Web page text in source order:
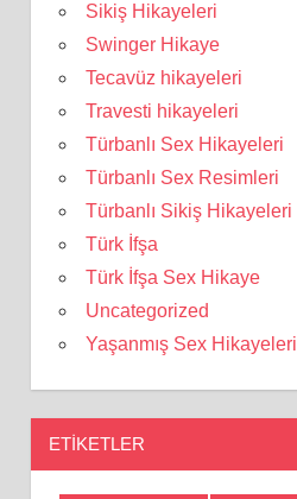
Sikiş Hikayeleri
Swinger Hikaye
Tecavüz hikayeleri
Travesti hikayeleri
Türbanlı Sex Hikayeleri
Türbanlı Sex Resimleri
Türbanlı Sikiş Hikayeleri
Türk İfşa
Türk İfşa Sex Hikaye
Uncategorized
Yaşanmış Sex Hikayeleri
ETIKETLER